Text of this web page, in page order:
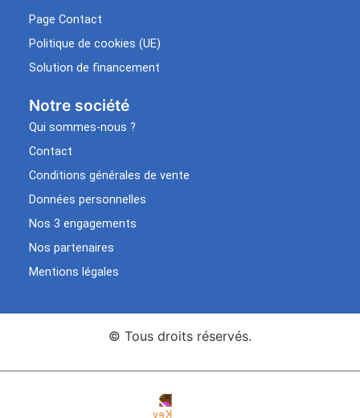
Page Contact
Politique de cookies (UE)
Solution de financement
Notre société
Qui sommes-nous ?
Contact
Conditions générales de vente
Données personnelles
Nos 3 engagements
Nos partenaires
Mentions légales
© Tous droits réservés.